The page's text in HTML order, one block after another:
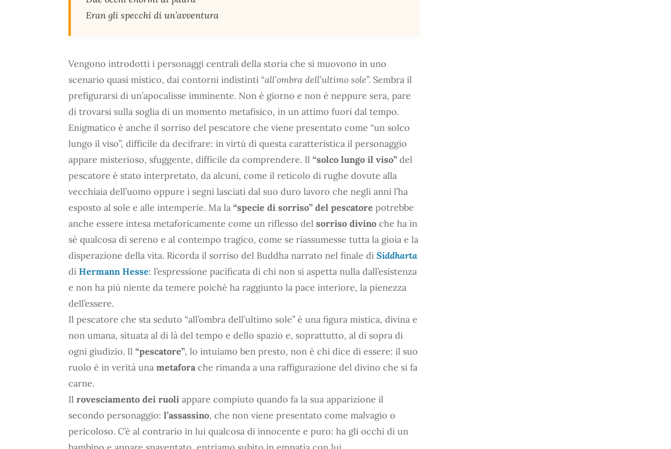
Eran gli specchi di un’avventura
Vengono introdotti i personaggi centrali della storia che si muovono in uno
scenario quasi mistico, dai contorni indistinti “all’ombra dell’ultimo sole”. Sembra il
prefigurarsi di un’apocalisse imminente. Non è giorno e non è neppure sera, pare
di trovarsi sulla soglia di un momento metafisico, in un attimo fuori dal tempo.
Enigmatico è anche il sorriso del pescatore che viene presentato come “un solco
lungo il viso”, difficile da decifrare: in virtù di questa caratteristica il personaggio
appare misterioso, sfuggente, difficile da comprendere. Il “solco lungo il viso” del
pescatore è stato interpretato, da alcuni, come il reticolo di rughe dovute alla
vecchiaia dell’uomo oppure i segni lasciati dal suo duro lavoro che negli anni l’ha
esposto al sole e alle intemperie. Ma la “specie di sorriso” del pescatore potrebbe
anche essere intesa metaforicamente come un riflesso del sorriso divino che ha in
sé qualcosa di sereno e al contempo tragico, come se riassumesse tutta la gioia e la
disperazione della vita. Ricorda il sorriso del Buddha narrato nel finale di Siddharta
di Hermann Hesse: l’espressione pacificata di chi non si aspetta nulla dall’esistenza
e non ha più niente da temere poiché ha raggiunto la pace interiore, la pienezza
dell’essere.
Il pescatore che sta seduto “all’ombra dell’ultimo sole” è una figura mistica, divina e
non umana, situata al di là del tempo e dello spazio e, soprattutto, al di sopra di
ogni giudizio. Il “pescatore”, lo intuiamo ben presto, non è chi dice di essere: il suo
ruolo è in verità una metafora che rimanda a una raffigurazione del divino che si fa
carne.
Il rovesciamento dei ruoli appare compiuto quando fa la sua apparizione il
secondo personaggio: l’assassino, che non viene presentato come malvagio o
pericoloso. C’è al contrario in lui qualcosa di innocente e puro: ha gli occhi di un